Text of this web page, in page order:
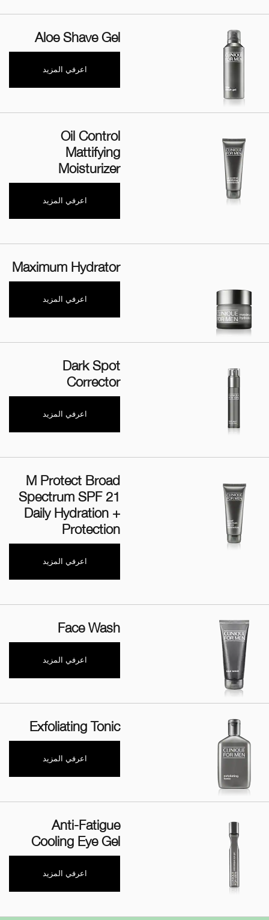
Aloe Shave Gel
اعرفي المزيد
Oil Control
Mattifying
Moisturizer
اعرفي المزيد
Maximum Hydrator
اعرفي المزيد
Dark Spot
Corrector
اعرفي المزيد
M Protect Broad
Spectrum SPF 21
Daily Hydration +
Protection
اعرفي المزيد
Face Wash
اعرفي المزيد
Exfoliating Tonic
اعرفي المزيد
Anti-Fatigue
Cooling Eye Gel
اعرفي المزيد